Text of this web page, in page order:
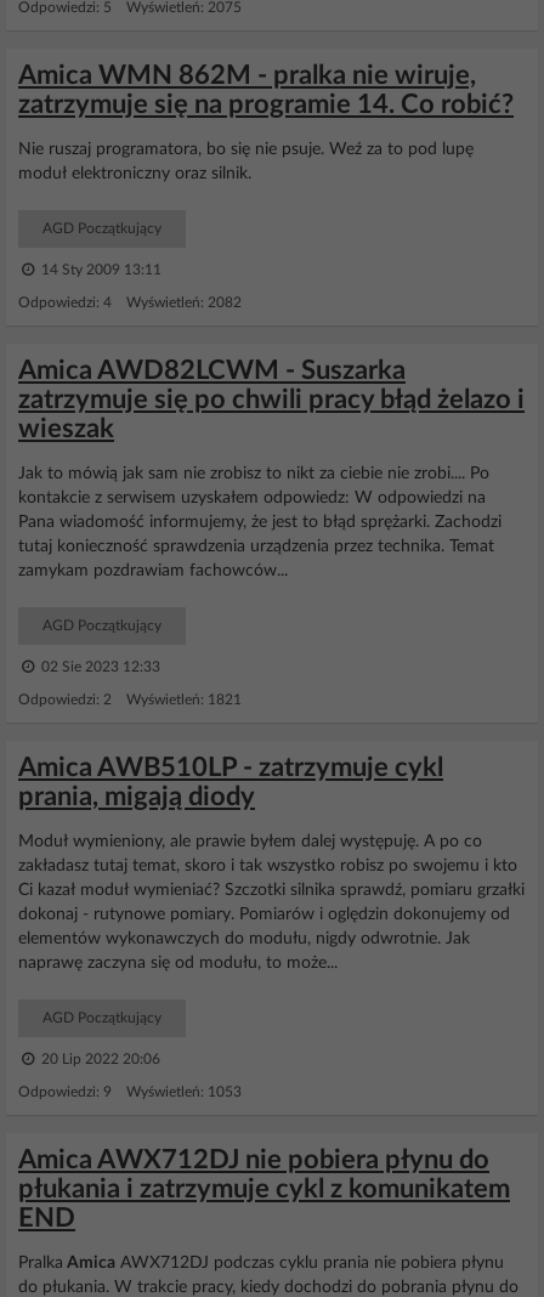
Odpowiedzi: 5 Wyświetleń: 2075
Amica WMN 862M - pralka nie wiruje,
zatrzymuje się na programie 14. Co robić?
Nie ruszaj programatora, bo się nie psuje. Weź za to pod lupę
moduł elektroniczny oraz silnik.
AGD Początkujący
14 Sty 2009 13:11
Odpowiedzi: 4 Wyświetleń: 2082
Amica AWD82LCWM - Suszarka
zatrzymuje się po chwili pracy błąd żelazo i
wieszak
Jak to mówią jak sam nie zrobisz to nikt za ciebie nie zrobi.... Po
kontakcie z serwisem uzyskałem odpowiedz: W odpowiedzi na
Pana wiadomość informujemy, że jest to błąd sprężarki. Zachodzi
tutaj konieczność sprawdzenia urządzenia przez technika. Temat
zamykam pozdrawiam fachowców...
AGD Początkujący
02 Sie 2023 12:33
Odpowiedzi: 2 Wyświetleń: 1821
Amica AWB510LP - zatrzymuje cykl
prania, migają diody
Moduł wymieniony, ale prawie byłem dalej występuję. A po co
zakładasz tutaj temat, skoro i tak wszystko robisz po swojemu i kto
Ci kazał moduł wymieniać? Szczotki silnika sprawdź, pomiaru grzałki
dokonaj - rutynowe pomiary. Pomiarów i oględzin dokonujemy od
elementów wykonawczych do modułu, nigdy odwrotnie. Jak
naprawę zaczyna się od modułu, to może...
AGD Początkujący
20 Lip 2022 20:06
Odpowiedzi: 9 Wyświetleń: 1053
Amica AWX712DJ nie pobiera płynu do
płukania i zatrzymuje cykl z komunikatem
END
Pralka Amica AWX712DJ podczas cyklu prania nie pobiera płynu
do płukania. W trakcie pracy, kiedy dochodzi do pobrania płynu do